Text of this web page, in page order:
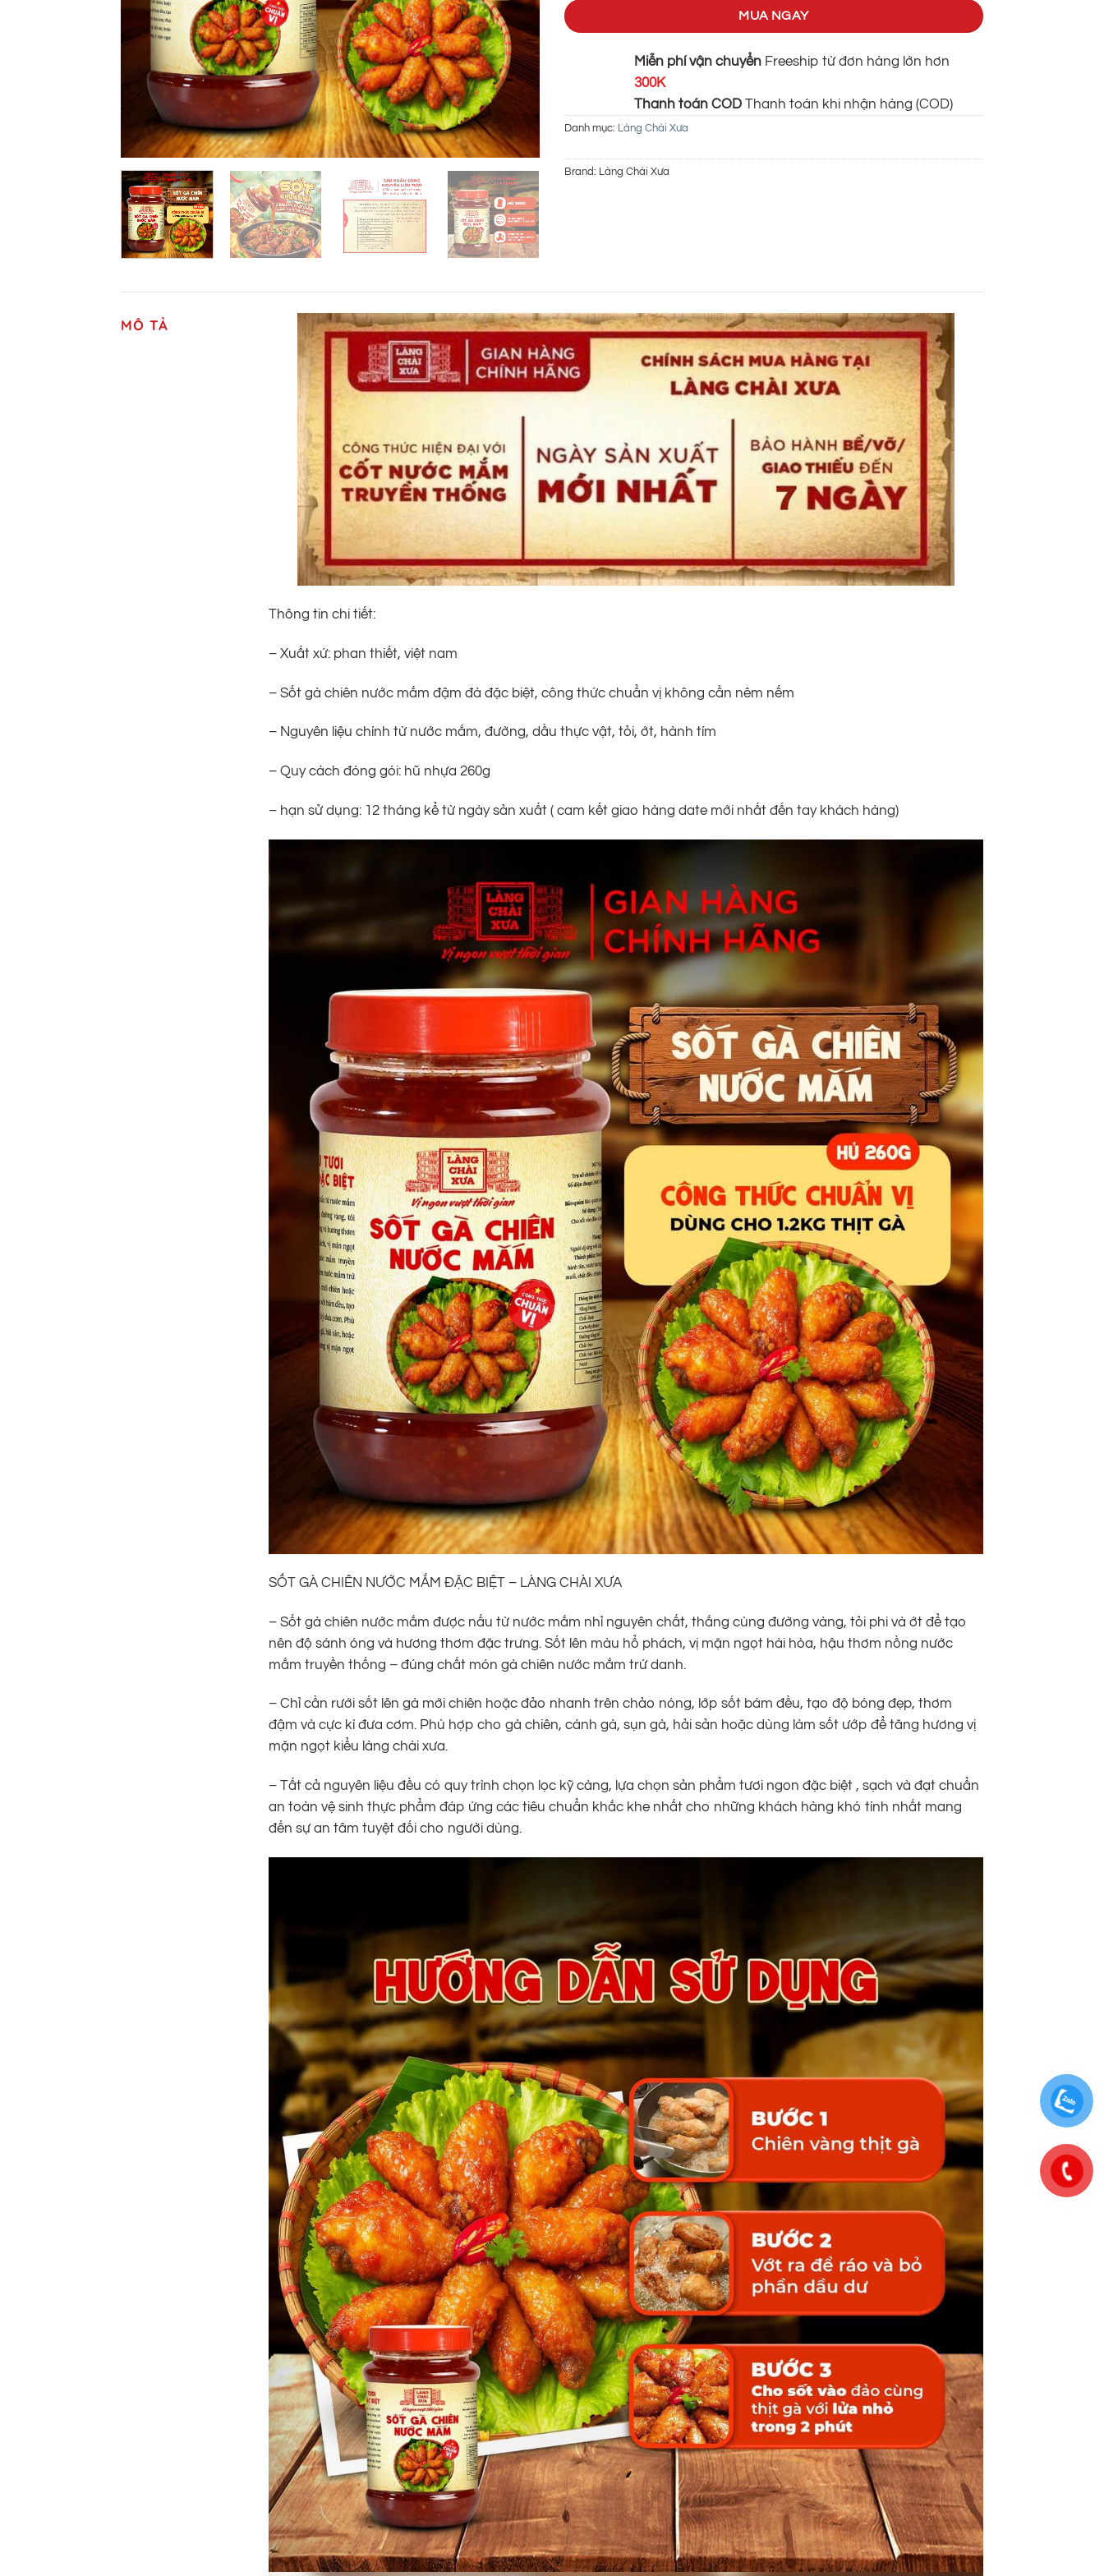
MUA NGAY
Miễn phí vận chuyển Freeship từ đơn hàng lớn hơn
300K
Thanh toán COD Thanh toán khi nhận hàng (COD)
Danh mục: Làng Chài Xưa
Brand: Làng Chài Xưa
MÔ TẢ
Thông tin chi tiết:
– Xuất xứ: phan thiết, việt nam
– Sốt gà chiên nước mắm đậm đà đặc biệt, công thức chuẩn vị không cần nêm nếm
– Nguyên liệu chính từ nước mắm, đường, dầu thực vật, tỏi, ớt, hành tím
– Quy cách đóng gói: hũ nhựa 260g
– hạn sử dụng: 12 tháng kể từ ngày sản xuất ( cam kết giao hàng date mới nhất đến tay khách hàng)
SỐT GÀ CHIÊN NƯỚC MẮM ĐẶC BIỆT – LÀNG CHÀI XƯA
– Sốt gà chiên nước mắm được nấu từ nước mắm nhỉ nguyên chất, thắng cùng đường vàng, tỏi phi và ớt để tạo
nên độ sánh óng và hương thơm đặc trưng. Sốt lên màu hổ phách, vị mặn ngọt hài hòa, hậu thơm nồng nước
mắm truyền thống – đúng chất món gà chiên nước mắm trứ danh.
– Chỉ cần rưới sốt lên gà mới chiên hoặc đảo nhanh trên chảo nóng, lớp sốt bám đều, tạo độ bóng đẹp, thơm
đậm và cực kì đưa cơm. Phù hợp cho gà chiên, cánh gà, sụn gà, hải sản hoặc dùng làm sốt ướp để tăng hương vị
mặn ngọt kiểu làng chài xưa.
– Tất cả nguyên liệu đều có quy trình chọn lọc kỹ càng, lựa chọn sản phẩm tươi ngon đặc biệt , sạch và đạt chuẩn
an toàn vệ sinh thực phẩm đáp ứng các tiêu chuẩn khắc khe nhất cho những khách hàng khó tính nhất mang
đến sự an tâm tuyệt đối cho người dùng.